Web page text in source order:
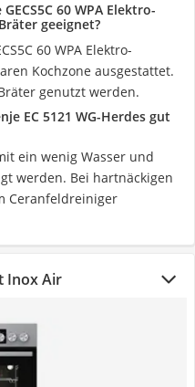
60 WPA Elektro-
geeignet?
60 WPA Elektro-
Kochzone ausgestattet.
genutzt werden.
EC 5121 WG-Herdes gut
ein wenig Wasser und
werden. Bei hartnäckigen
Ceranfeldreiniger
Inox Air